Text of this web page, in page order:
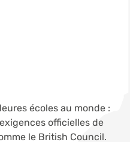
écoles au monde :
officielles de
le British Council.